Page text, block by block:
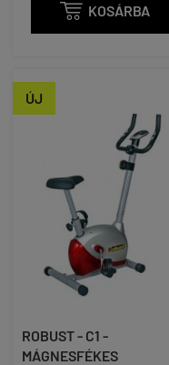
 KOSÁRBA
ÚJ
ROBUST - C1 -
MÁGNESFÉKES